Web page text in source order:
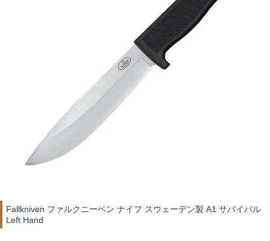
Fallkniven ファルクニーベン ナイフ スウェーデン製 A1 サバイバル
Left Hand